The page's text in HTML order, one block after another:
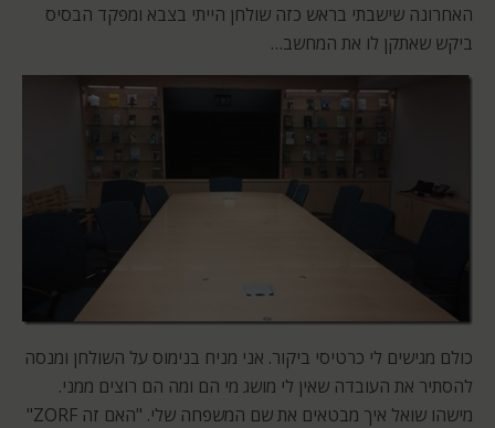
האחרונה שישבתי בראש כזה שולחן הייתי בצבא ומפקד הבסיס
ביקש שאתקן לו את המחשב…
כולם מגישים לי כרטיסי ביקור. אני מניח בנימוס על השולחן ומנסה
להסתיר את העובדה שאין לי מושג מי הם ומה הם רוצים ממני.
מישהו שואל איך מבטאים את שם המשפחה שלי. "האם זה ZORF"